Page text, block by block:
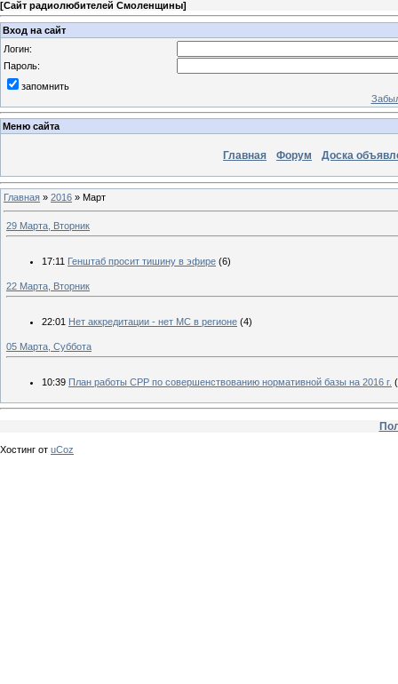
[Сайт радиолюбителей Смоленщины]
Вход на сайт
Логин:
Пароль:
запомнить
Меню сайта
Главная Форум Доска
Главная » 2016 » Март
29 Марта, Вторник
17:11 Генштаб просит тишину в эфире (6)
22 Марта, Вторник
22:01 Нет аккредитации - нет МС в регионе (4)
05 Марта, Суббота
10:39 План работы СРР по совершенствованию нормативной базы на 2016 г.
Хостинг от uCoz